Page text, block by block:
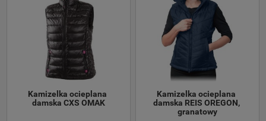
Kamizelka ocieplana
damska CXS OMAK
Kamizelka ocieplana
damska REIS OREGON,
granatowy